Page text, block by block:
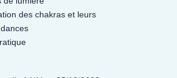
des chakras et leurs